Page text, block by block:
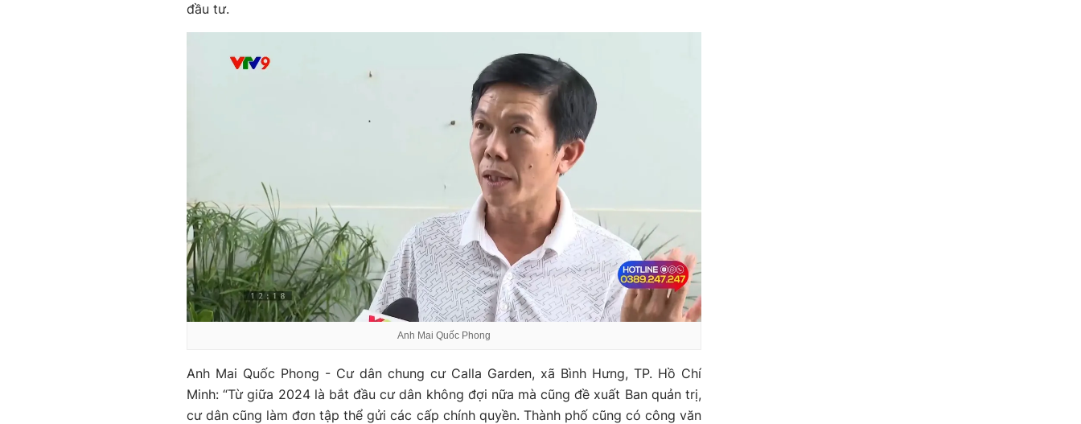
đầu tư.
Anh Mai Quốc Phong
Anh Mai Quốc Phong - Cư dân chung cư Calla Garden, xã Bình Hưng, TP. Hồ Chí
Minh: “Từ giữa 2024 là bắt đầu cư dân không đợi nữa mà cũng đề xuất Ban quản trị,
cư dân cũng làm đơn tập thể gửi các cấp chính quyền. Thành phố cũng có công văn